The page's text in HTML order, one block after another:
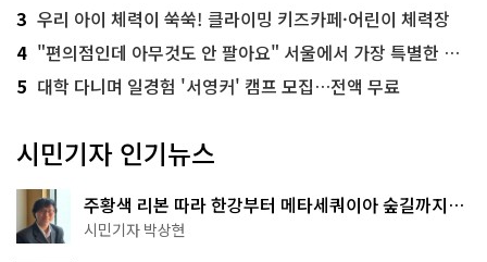
3 우리 아이 체력이 쑥쑥! 클라이밍 키즈카페·어린이 체력장
4 "편의점인데 아무것도 안 팔아요" 서울에서 가장 특별한 편의점의 정체
5 대학 다니며 일경험 '서영커' 캠프 모집…전액 무료
시민기자 인기뉴스
주황색 리본 따라 한강부터 메타세쿼이아 숲길까지…
서울둘레길 15코스
시민기자 박상현